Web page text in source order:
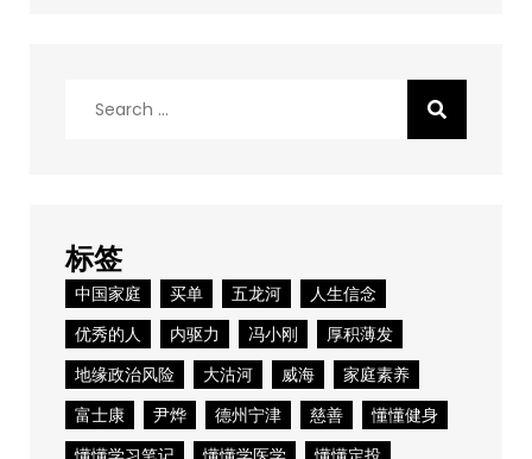
标签
中国家庭 买单 五龙河
人生信念
优秀的人
内驱力 冯小刚
厚积薄发
地缘政治风险
大沽河 威海
家庭素养
富士康
尹烨 德州宁津 慈善
懂懂健身